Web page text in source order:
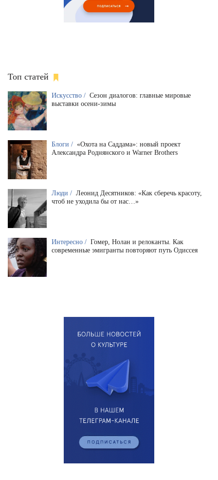
Топ статей
Искусство / Сезон диалогов: главные мировые
выставки осени-зимы
Блоги / «Охота на Саддама»: новый проект
Александра Роднянского и Warner Brothers
Люди / Леонид Десятников: «Как сберечь красоту,
чтоб не уходила бы от нас…»
Интересно / Гомер, Нолан и релоканты. Как
современные эмигранты повторяют путь Одиссея